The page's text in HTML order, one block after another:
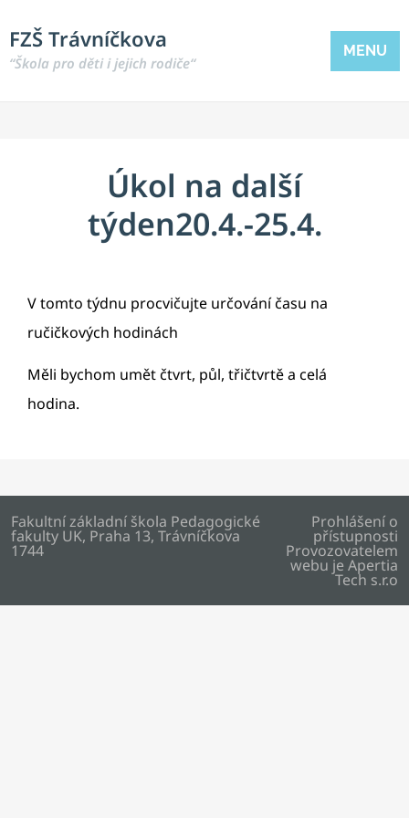
FZŠ Trávníčkova
“Škola pro děti i jejich rodiče“
MENU
Úkol na další
týden20.4.-25.4.
V tomto týdnu procvičujte určování času na
ručičkových hodinách
Měli bychom umět čtvrt, půl, třičtvrtě a celá
hodina.
Fakultní základní škola Pedagogické
fakulty UK, Praha 13, Trávníčkova
1744
Prohlášení o
přístupnosti
Provozovatelem
webu je Apertia
Tech s.r.o